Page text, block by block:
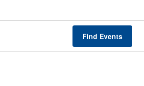
Find Events